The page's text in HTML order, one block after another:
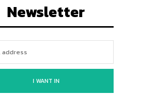
Newsletter
I WANT IN